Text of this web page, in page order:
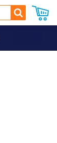
Keresés